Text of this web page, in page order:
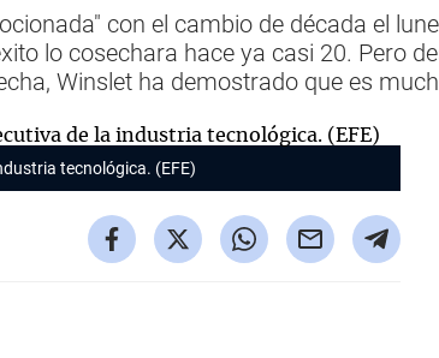
con el cambio de década el
lo cosechara hace ya casi 20. Pero
Winslet ha demostrado que es
tecnológica. (EFE)